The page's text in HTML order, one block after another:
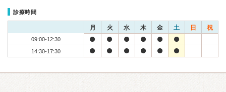
診療時間
月 火 水 木 金 土 日 祝
09:00-12:30
14:30-17:30